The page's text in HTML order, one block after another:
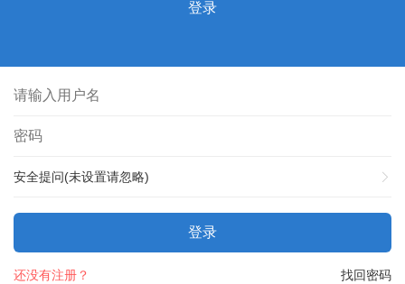
登录
安全提问(未设置请忽略)
登录
找回密码
还没有注册？